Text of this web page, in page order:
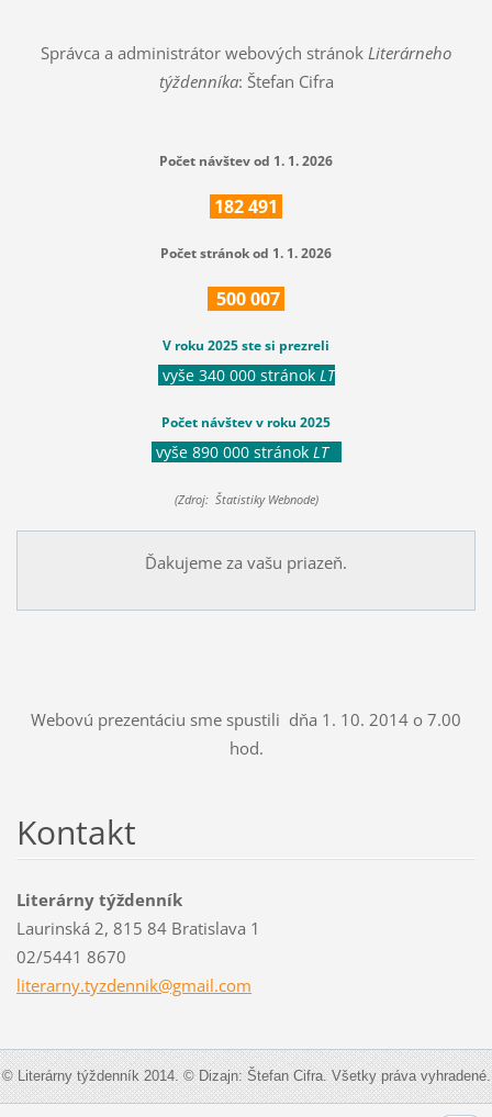
Správca a administrátor webových stránok Literárneho
týždenníka: Štefan Cifra
Počet návštev od 1. 1. 2026
182491
Počet stránok od 1. 1. 2026
500007
V roku 2025 ste si prezreli
vyše 340 000 stránok LT
Počet návštev v roku 2025
vyše 890 000 stránok LT
(Zdroj: Štatistiky Webnode)
Ďakujeme za vašu priazeň.
Webovú prezentáciu sme spustili dňa 1. 10. 2014 o 7.00
hod.
Kontakt
Literárny týždenník
Laurinská 2, 815 84 Bratislava 1
02/5441 8670
literarny.tyzdennik@gmail.com
© Literárny týždenník 2014. © Dizajn: Štefan Cifra. Všetky práva vyhradené.